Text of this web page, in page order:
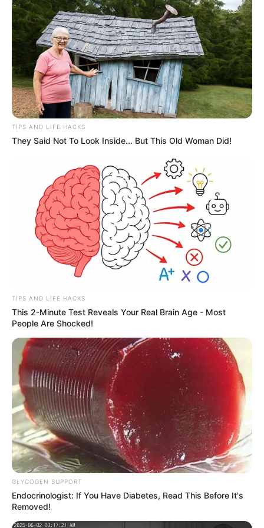
78 0 0
19:30 / 06 Avqust 2026
Xanım Sultanova yüksək vəzifəyə təyin
edildi
94 0
19:09 / 06 Avqust 2026 CƏMİYYƏT
Şəxs məcburi nikahda saxlanıla bilərmi?
—Vəkildən AÇIQLAMA
72 0
TIPS AND LIFE HACKS
They Said Not To Look Inside... But This Old Woman Did!
TIPS AND LIFE HACKS
This 2-Minute Test Reveals Your Real Brain Age - Most
People Are Shocked!
GLYCOGEN SUPPORT
Endocrinologist: If You Have Diabetes, Read This Before It's
Removed!